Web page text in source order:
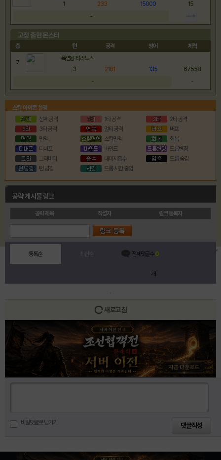
1
233 15000
15
-
고정 출현 몬스터
층 턴 공격 방어 체력
7
폭염용 티라노스
3
2181 135
67558
-
-
스킬 아이콘 설명
선제 공격
1타 공격
2타 공격
3타 공격
멀티 공격
버프
면역
스킬면역
회복
디버프
바인드
드롭변경
그라비티
대미지흡수
드롭 숨김
턴 넘김
드롭 시간 줄임
공략 게시물 링크
공략 제목 작성자 링크 등록자
등록순 최신순 전체댓글수0
개
새로고침
비밀댓글로 남기기